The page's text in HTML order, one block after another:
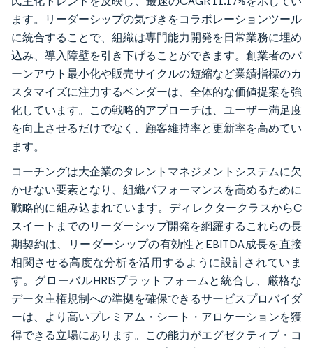
ます。リーダーシップの気づきをコラボレーションツール
に統合することで、組織は専門能力開発を日常業務に埋め
込み、導入障壁を引き下げることができます。創業者のバ
ーンアウト最小化や販売サイクルの短縮など業績指標のカ
スタマイズに注力するベンダーは、全体的な価値提案を強
化しています。この戦略的アプローチは、ユーザー満足度
を向上させるだけでなく、顧客維持率と更新率を高めてい
ます。
コーチングは大企業のタレントマネジメントシステムに欠
かせない要素となり、組織パフォーマンスを高めるために
戦略的に組み込まれています。ディレクタークラスからC
スイートまでのリーダーシップ開発を網羅するこれらの長
期契約は、リーダーシップの有効性とEBITDA成長を直接
相関させる高度な分析を活用するように設計されていま
す。グローバルHRISプラットフォームと統合し、厳格な
データ主権規制への準拠を確保できるサービスプロバイダ
ーは、より高いプレミアム・シート・アロケーションを獲
得できる立場にあります。この能力がエグゼクティブ・コ